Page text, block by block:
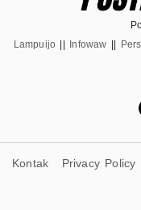
Lampuijo
Infowaw
Kontak Privacy Policy